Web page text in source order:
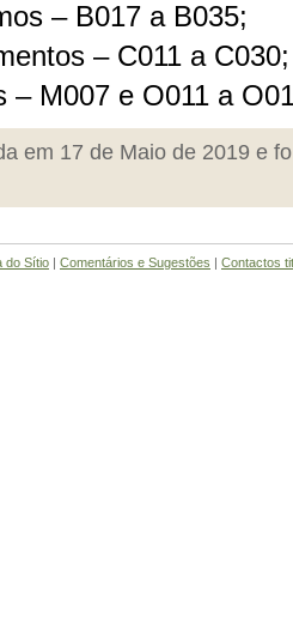
– B017 a B035;
– C011 a C030;
– M007 e O011 a
em 17 de Maio de 2019 e
do Sítio | Comentários e Sugestões | Contactos